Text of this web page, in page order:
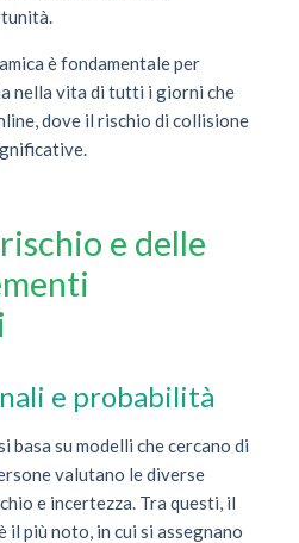
è fondamentale per
nella vita di tutti i giorni che
dove il rischio di collisione
e delle
e probabilità
basa su modelli che cercano di
valutano le diverse
e incertezza. Tra questi, il
più noto, in cui si assegnano